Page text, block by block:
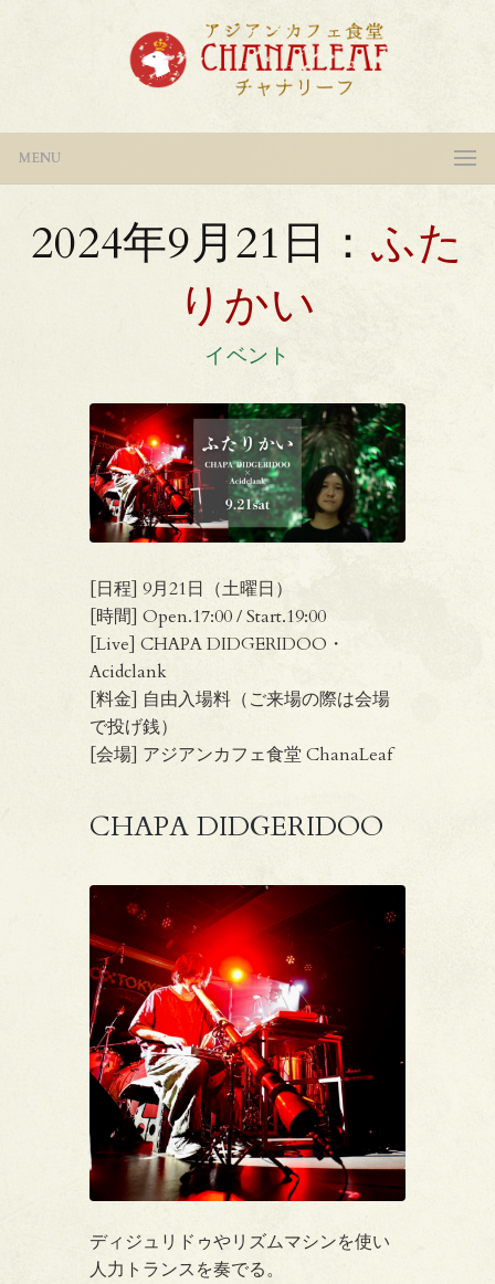
MENU
2024年9月21日：ふた
りかい
イベント
[日程] 9月21日（土曜日）
[時間] Open.17:00 / Start.19:00
[Live] CHAPA DIDGERIDOO・
Acidclank
[料金] 自由入場料（ご来場の際は会場
で投げ銭）
[会場] アジアンカフェ食堂 ChanaLeaf
CHAPA DIDGERIDOO
ディジュリドゥやリズムマシンを使い
人力トランスを奏でる。